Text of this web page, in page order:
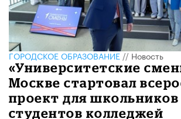
ГОРОДСКОЕ ОБРАЗОВАНИЕ//Новость
​«Университетские
Москве стартовал
проект для школьников
студентов колледжей